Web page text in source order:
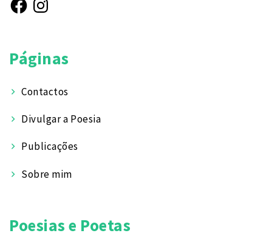
Páginas
Contactos
Divulgar a Poesia
Publicações
Sobre mim
Poesias e Poetas